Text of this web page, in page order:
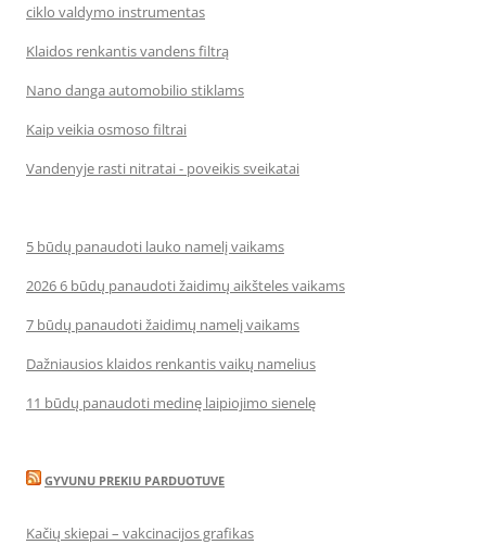
ciklo valdymo instrumentas
Klaidos renkantis vandens filtrą
Nano danga automobilio stiklams
Kaip veikia osmoso filtrai
Vandenyje rasti nitratai - poveikis sveikatai
5 būdų panaudoti lauko namelį vaikams
2026 6 būdų panaudoti žaidimų aikšteles vaikams
7 būdų panaudoti žaidimų namelį vaikams
Dažniausios klaidos renkantis vaikų namelius
11 būdų panaudoti medinę laipiojimo sienelę
GYVUNU PREKIU PARDUOTUVE
Kačių skiepai – vakcinacijos grafikas